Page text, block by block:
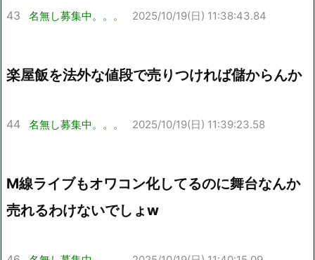
43 名無し募集中。。。 2025/10/19(日) 11:38:43.84
楽屋飯を法外な値段で売りつければ儲からんか
44 名無し募集中。。。 2025/10/19(日) 11:39:23.58
M線ライブもオワコン化してるのに舞台なんか
売れるわけないでしょw